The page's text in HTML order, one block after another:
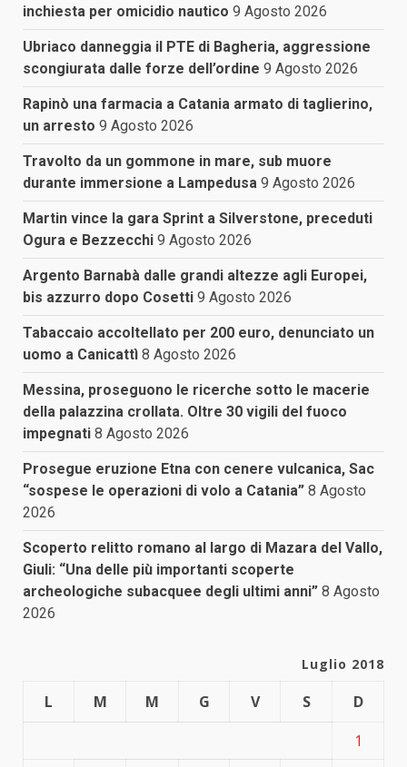
inchiesta per omicidio nautico 9 Agosto 2026
Ubriaco danneggia il PTE di Bagheria, aggressione
scongiurata dalle forze dell’ordine 9 Agosto 2026
Rapinò una farmacia a Catania armato di taglierino,
un arresto 9 Agosto 2026
Travolto da un gommone in mare, sub muore
durante immersione a Lampedusa 9 Agosto 2026
Martin vince la gara Sprint a Silverstone, preceduti
Ogura e Bezzecchi 9 Agosto 2026
Argento Barnabà dalle grandi altezze agli Europei,
bis azzurro dopo Cosetti 9 Agosto 2026
Tabaccaio accoltellato per 200 euro, denunciato un
uomo a Canicattì 8 Agosto 2026
Messina, proseguono le ricerche sotto le macerie
della palazzina crollata. Oltre 30 vigili del fuoco
impegnati 8 Agosto 2026
Prosegue eruzione Etna con cenere vulcanica, Sac
“sospese le operazioni di volo a Catania” 8 Agosto
2026
Scoperto relitto romano al largo di Mazara del Vallo,
Giuli: “Una delle più importanti scoperte
archeologiche subacquee degli ultimi anni” 8 Agosto
2026
Luglio 2018
L M M G V S
D
1